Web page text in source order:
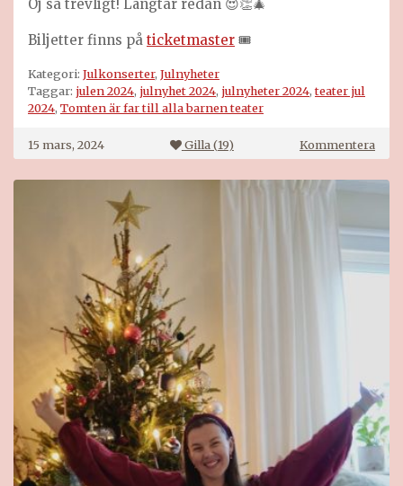
Oj så trevligt! Längtar redan 😍👏🎄
Biljetter finns på ticketmaster 🎟️
Kategori: Julkonserter, Julnyheter
Taggar: julen 2024, julnyhet 2024, julnyheter 2024,teater jul
2024, Tomten är far till alla barnen teater
15 mars, 2024 Gilla (19) Kommenterapå
är
alla